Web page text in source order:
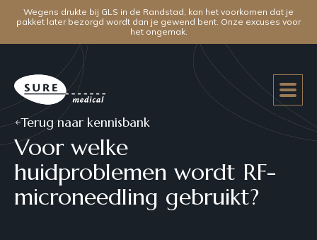
Wegens drukte bij GLS in de Randstad, kan het voorkomen dat je
pakket later bezorgd wordt dan je gewend bent. Onze excuses voor
het ongemak.
Terug naar kennisbank
Voor welke
huidproblemen wordt RF-
microneedling gebruikt?